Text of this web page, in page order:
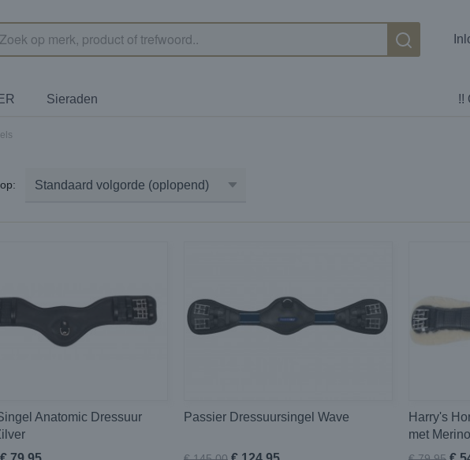
!!
Sieraden
op:
Anatomic Dressuur
Passier Dressuursingel Wave
Harry's
met